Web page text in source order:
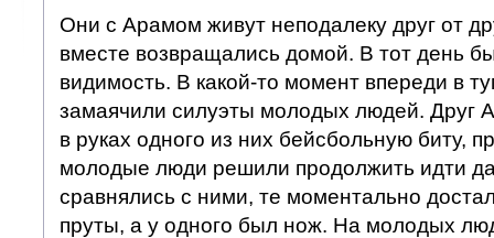
Они с Арамом живут неподалеку друг от
вместе возвращались домой. В тот день
видимость. В какой-то момент впереди в
замаячили силуэты молодых людей. Друг
в руках одного из них бейсбольную биту,
молодые люди решили продолжить идти
сравнялись с ними, те моментально
пруты, а у одного был нож. На молодых